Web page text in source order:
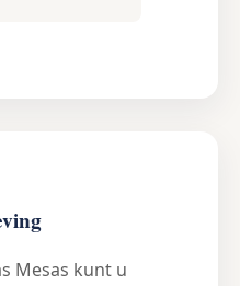
Mesas kunt u